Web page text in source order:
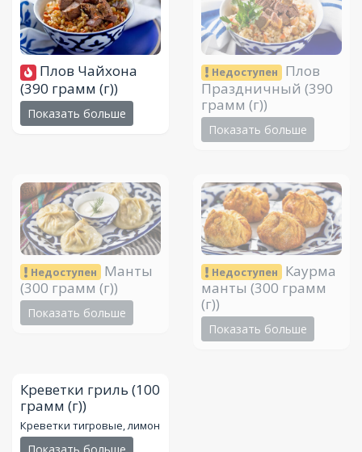
Плов Чайхона
(390 грамм (г))
Показать больше
Недоступен
Плов
Праздничный (390
грамм (г))
Показать больше
Недоступен
Манты
(300 грамм (г))
Показать больше
Недоступен
Каурма
манты (300 грамм
(г))
Показать больше
Креветки гриль (100
грамм (г))
Креветки тигровые, лимон